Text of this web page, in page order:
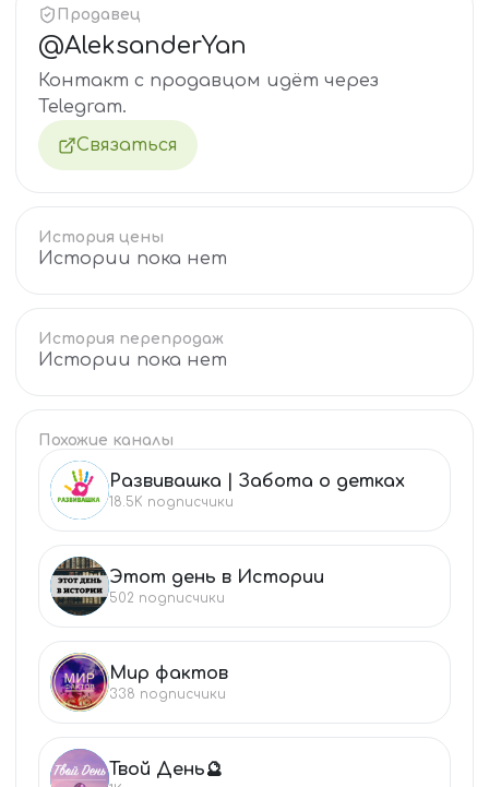
Продавец
@AleksanderYan
Контакт с продавцом идёт через
Telegram.
Связаться
История цены
Истории пока нет
История перепродаж
Истории пока нет
Похожие каналы
РА Развивашка | Забота о детках
18.5K подписчики
ЭТ Этот день в Истории
502 подписчики
МИ Мир фактов
338 подписчики
ТВ Твой День🔮